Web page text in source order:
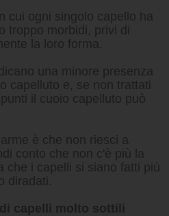
cui ogni singolo capello ha
troppo morbidi, privi di
la loro forma.
una minore presenza
capelluto e, se non trattati
il ​​cuoio capelluto può
è che non riesci a
conto che non c'è più la
che i capelli si siano fatti più
diradati.
capelli molto sottili